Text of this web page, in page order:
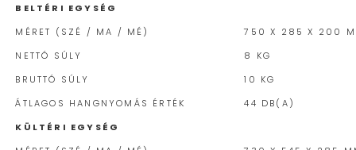
BELTÉRI EGYSÉG
MÉRET (SZÉ / MA / MÉ)
750 X 285 X 200
NETTÓ SÚLY
8 KG
BRUTTÓ SÚLY
10 KG
ÁTLAGOS HANGNYOMÁS ÉRTÉK
44 DB(A)
KÜLTÉRI EGYSÉG